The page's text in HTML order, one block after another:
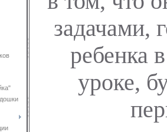
задачами,
ребенка
уроке,